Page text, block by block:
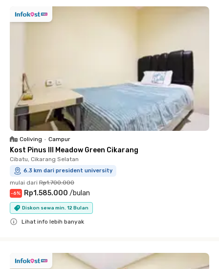
Coliving • Campur
Kost Pinus III Meadow Green Cikarang
Cibatu, Cikarang Selatan
6.3 km dari president university
mulai dari Rp1.700.000
-6% Rp1.585.000 /bulan
Diskon sewa min. 12 Bulan
Lihat info lebih banyak